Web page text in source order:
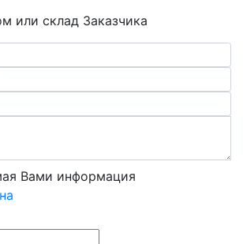
или склад Заказчика
Вами информация